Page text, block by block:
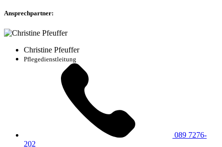
Ansprechpartner:
Christine Pfeuffer
Pflegedienstleitung
089 7276-
202